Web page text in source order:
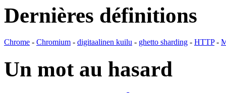
Dernières définitions
Chrome - Chromium - digitaalinen kuilu - ghetto sharding - HTTP-
Un mot au hasard